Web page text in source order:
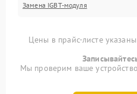
Замена IGBT-модуля
Цены в прайс-листе
Мы проверим ваше